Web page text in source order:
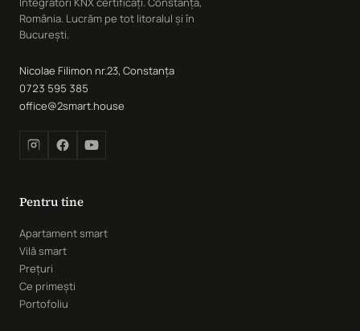
România. Lucrăm pe tot litoralul și în
București.
Nicolae Filimon nr.23, Constanța
0723 595 385
office@2smart.house
Pentru tine
Apartament smart
Vilă smart
Prețuri
Ce primești
Portofoliu